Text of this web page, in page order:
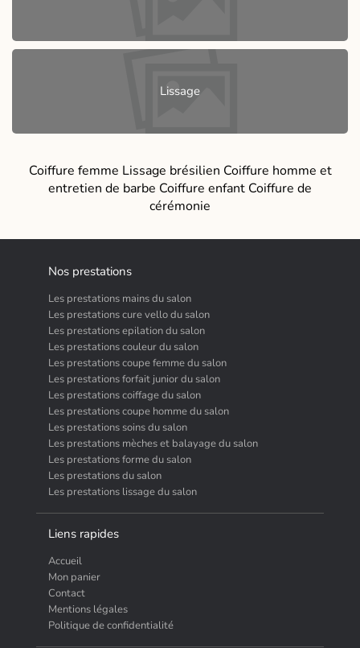
Lissage
Coiffure femme Lissage brésilien Coiffure homme et
entretien de barbe Coiffure enfant Coiffure de
cérémonie
Nos prestations
Les prestations mains du salon
Les prestations cure vello du salon
Les prestations epilation du salon
Les prestations couleur du salon
Les prestations coupe femme du salon
Les prestations forfait junior du salon
Les prestations coiffage du salon
Les prestations coupe homme du salon
Les prestations soins du salon
Les prestations mèches et balayage du salon
Les prestations forme du salon
Les prestations du salon
Les prestations lissage du salon
Liens rapides
Accueil
Mon panier
Contact
Mentions légales
Politique de confidentialité